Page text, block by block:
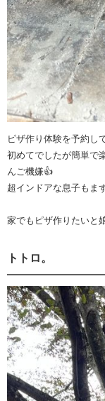
ピザ作り体験を予約し
初めてでしたが簡単で
んご機嫌👍
超インドアな息子もま
家でもピザ作りたいと
トトロ。